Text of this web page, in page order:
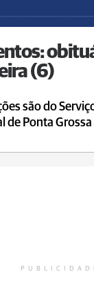
(6)
são do
de Ponta Grossa